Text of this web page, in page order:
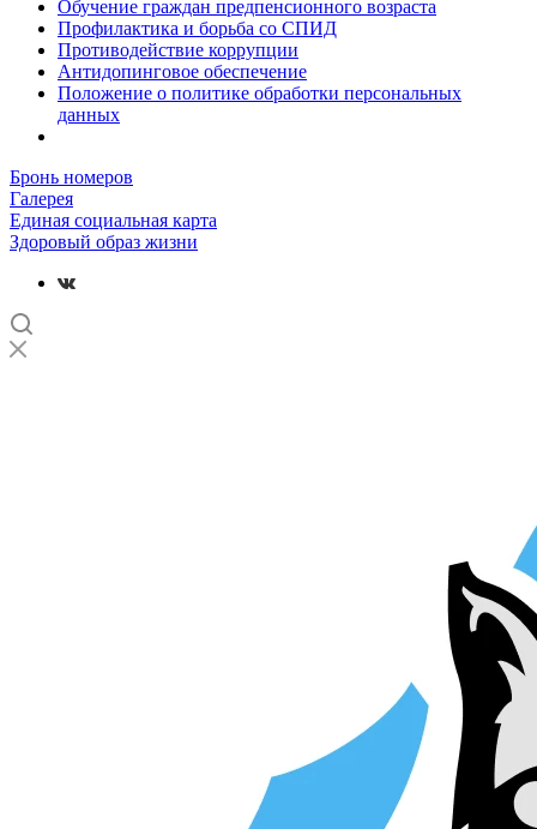
Обучение граждан предпенсионного возраста
Профилактика и борьба со СПИД
Противодействие коррупции
Антидопинговое обеспечение
Положение о политике обработки персональных
данных
Бронь номеров
Галерея
Единая социальная карта
Здоровый образ жизни